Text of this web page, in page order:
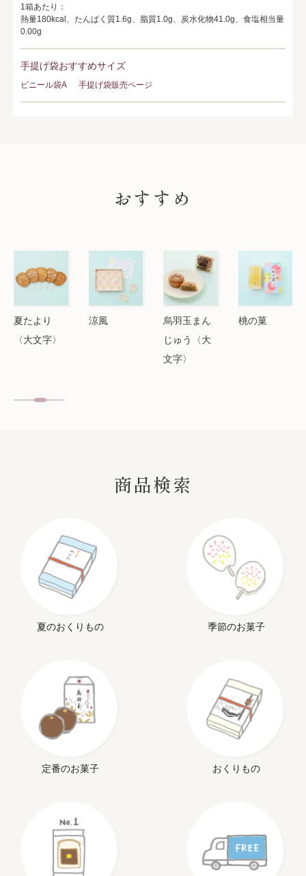
1箱あたり：
熱量180kcal、たんぱく質1.6g、脂質1.0g、炭水化物41.0g、食塩相当量
0.00g
手提げ袋おすすめサイズ
ビニール袋A 手提げ袋販売ページ
おすすめ
涼風
烏羽玉まん
桃の菓
はじめての
商品検索
夏のおくりもの 季節のお菓子
定番のお菓子 おくりもの